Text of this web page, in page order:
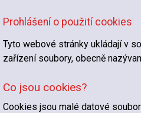
Prohlášení o použití cookies
Tyto webové stránky ukládají v
zařízení soubory, obecně
Co jsou cookies?
Cookies jsou malé datové